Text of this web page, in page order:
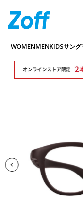
WOMENMENKIDSサング